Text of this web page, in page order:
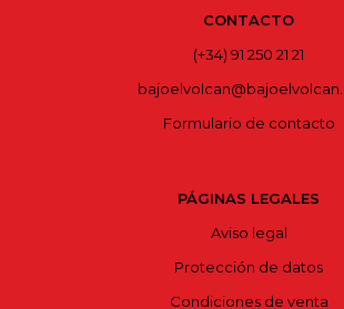
CONTACTO
(+34) 91 250 21 21
Formulario de contacto
PÁGINAS LEGALES
Aviso legal
Protección de datos
Condiciones de venta